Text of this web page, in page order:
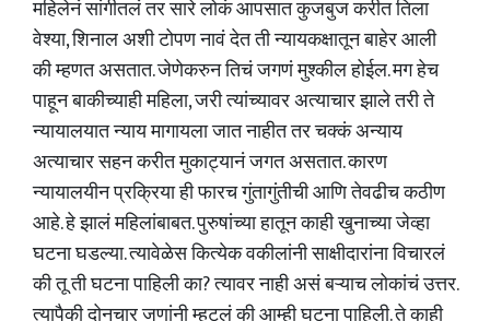
महिलेनं सांगीतलं तर सारे लोकं आपसात कुजबुज करीत तिला
वेश्या, शिनाल अशी टोपण नावं देत ती न्यायकक्षातून बाहेर आली
की म्हणत असतात. जेणेकरुन तिचं जगणं मुश्कील होईल. मग हेच
पाहून बाकीच्याही महिला, जरी त्यांच्यावर अत्याचार झाले तरी ते
न्यायालयात न्याय मागायला जात नाहीत तर चक्कं अन्याय
अत्याचार सहन करीत मुकाट्यानं जगत असतात. कारण
न्यायालयीन प्रक्रिया ही फारच गुंतागुंतीची आणि तेवढीच कठीण
आहे. हे झालं महिलांबाबत. पुरुषांच्या हातून काही खुनाच्या जेव्हा
घटना घडल्या. त्यावेळेस कित्येक वकीलांनी साक्षीदारांना विचारलं
की तू ती घटना पाहिली का? त्यावर नाही असं बऱ्याच लोकांचं उत्तर.